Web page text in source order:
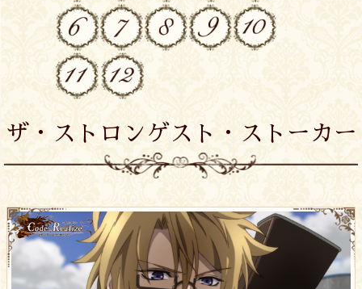
01 02 03 04 05
06 07
11 12
ザ・ストロンゲスト・ストーカー